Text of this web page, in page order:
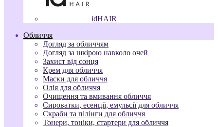
idHAIR
Обличчя
Догляд за обличчям
Догляд за шкірою навколо очей
Захист від сонця
Крем для обличчя
Маски для обличчя
Олія для обличчя
Очищення та вмивання обличчя
Сироватки, есенції, емульсії для обличчя
Скраби та пілінги для обличчя
Тонери, тоніки, стартери для обличчя